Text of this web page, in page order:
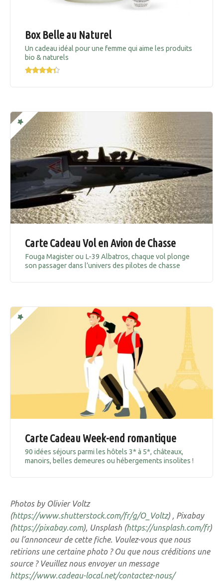
Box Belle au Naturel
Un cadeau idéal pour une femme qui aime les produits
bio & naturels
Carte Cadeau Vol en Avion de Chasse
Fouga Magister ou L-39 Albatros, chaque vol plonge
son passager dans l’univers des pilotes de chasse
Carte Cadeau Week-end romantique
90 idées séjours parmi les hôtels 3* à 5*, châteaux,
manoirs, belles demeures ou hébergements insolites !
Photos by Olivier Voltz
(https://www.shutterstock.com/fr/g/O_Voltz) , Pixabay
(https://pixabay.com), Unsplash (https://unsplash.com/fr)
ou l’annonceur de cette fiche. Voulez-vous que nous
retirions une certaine photo ? Ou que nous créditions une
source ? Veuillez nous envoyer un message
https://www.cadeau-local.net/contactez-nous/